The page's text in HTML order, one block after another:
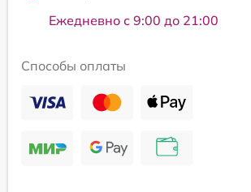
Ежедневно с 9:00 до 21:00
Способы оплаты